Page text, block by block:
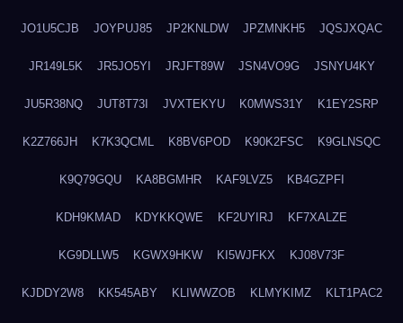
JO1U5CJB JOYPUJ85 JP2KNLDW JPZMNKH5 JQSJXQAC
JR149L5K JR5JO5YI JRJFT89W JSN4VO9G JSNYU4KY
JU5R38NQ JUT8T73I JVXTEKYU K0MWS31Y K1EY2SRP
K2Z766JH K7K3QCML K8BV6POD K90K2FSC K9GLNSQC
K9Q79GQU KA8BGMHR KAF9LVZ5 KB4GZPFI
KDH9KMAD KDYKKQWE KF2UYIRJ KF7XALZE
KG9DLLW5 KGWX9HKW KI5WJFKX KJ08V73F
KJDDY2W8 KK545ABY KLIWWZOB KLMYKIMZ KLT1PAC2